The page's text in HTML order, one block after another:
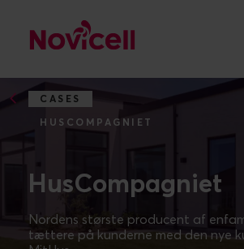
CASES
HUSCOMPAGNIET
HusCompagniet
Nordens største producent af
tættere på kunderne med den nye